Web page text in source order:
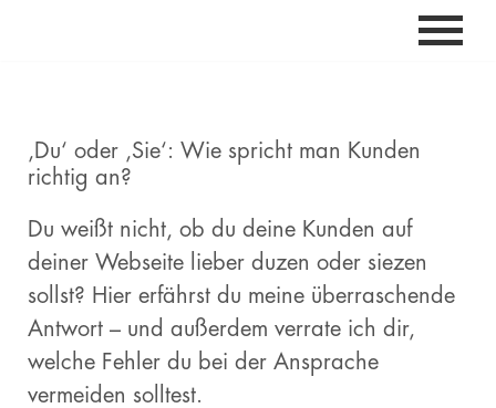
‚Du‘ oder ‚Sie‘: Wie spricht man Kunden
richtig an?
Du weißt nicht, ob du deine Kunden auf
deiner Webseite lieber duzen oder siezen
sollst? Hier erfährst du meine überraschende
Antwort – und außerdem verrate ich dir,
welche Fehler du bei der Ansprache
vermeiden solltest.